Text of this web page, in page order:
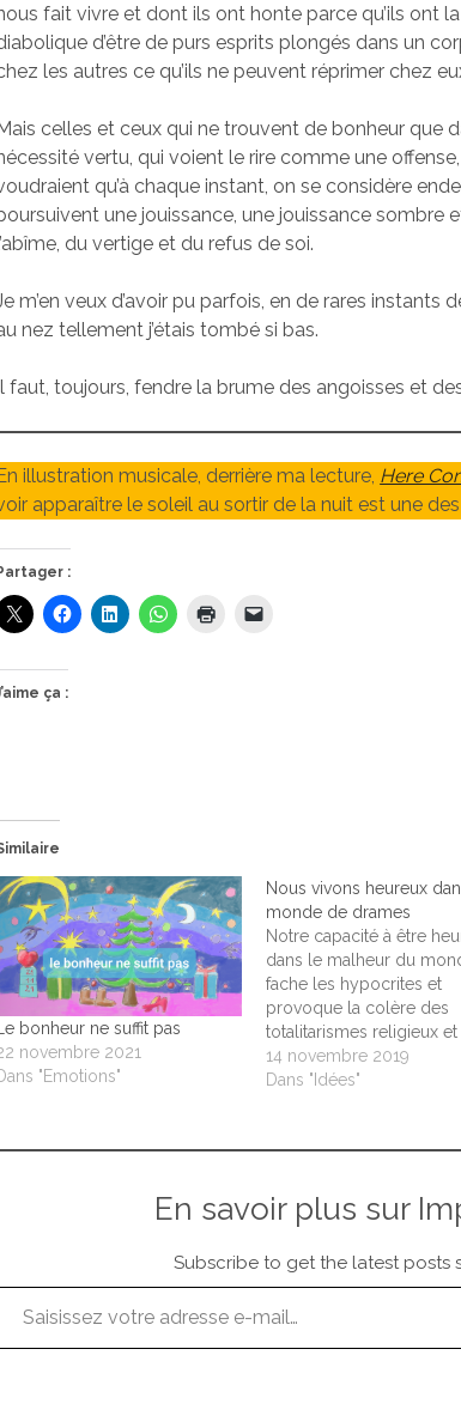
fait vivre et dont ils ont honte parce qu’ils ont
d’être de purs esprits plongés dans un
les autres ce qu’ils ne peuvent réprimer chez
celles et ceux qui ne trouvent de bonheur que
vertu, qui voient le rire comme une
qu’à chaque instant, on se considère
une jouissance, une jouissance sombre
du vertige et du refus de soi.
m’en veux d’avoir pu parfois, en de rares instants
nez tellement j’étais tombé si bas.
faut, toujours, fendre la brume des angoisses et
illustration musicale, derrière ma lecture, Here
apparaître le soleil au sortir de la nuit est une des
:
ça :
Le bonheur ne suffit pas
novembre 2021
"Emotions"
Nous vivons heureux
monde de drames
Notre capacité à être
dans le malheur du
fache les hypocrites et
provoque la colère des
totalitarismes religieux et
laïques qui voudraient
monde forme un bloc,
l'étincelle de la vie.
14 novembre 2019
Dans "Idées"
En savoir plus sur
Subscribe to get the latest posts
votre adresse e-mail…